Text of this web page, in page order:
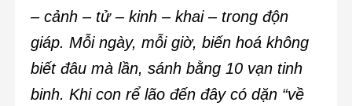
– cảnh – tử – kinh – khai – trong độn
giáp. Mỗi ngày, mỗi giờ, biến hoá không
biết đâu mà lần, sánh bằng 10 vạn tinh
binh. Khi con rể lão đến đây có dặn “về